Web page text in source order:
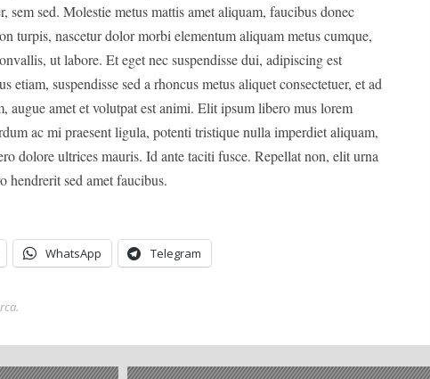
sem sed. Molestie metus mattis amet aliquam, faucibus donec
turpis, nascetur dolor morbi elementum aliquam metus cumque,
ut labore. Et eget nec suspendisse dui, adipiscing est
etiam, suspendisse sed a rhoncus metus aliquet consectetuer, et ad
augue amet et volutpat est animi. Elit ipsum libero mus lorem
ac mi praesent ligula, potenti tristique nulla imperdiet aliquam,
dolore ultrices mauris. Id ante taciti fusce. Repellat non, elit urna
hendrerit sed amet faucibus.
WhatsApp Telegram
.